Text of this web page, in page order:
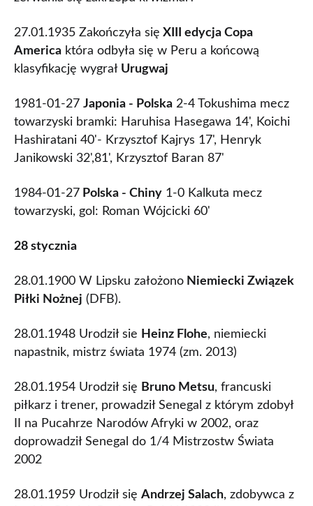
27.01.1935 Zakończyła się XIII edycja Copa
America która odbyła się w Peru a końcową
klasyfikację wygrał Urugwaj
1981-01-27 Japonia - Polska 2-4 Tokushima mecz
towarzyski bramki: Haruhisa Hasegawa 14', Koichi
Hashiratani 40'- Krzysztof Kajrys 17', Henryk
Janikowski 32',81', Krzysztof Baran 87'
1984-01-27 Polska - Chiny 1-0 Kalkuta mecz
towarzyski, gol: Roman Wójcicki 60'
28 stycznia
28.01.1900 W Lipsku założono Niemiecki Związek
Piłki Nożnej (DFB).
28.01.1948 Urodził sie Heinz Flohe, niemiecki
napastnik, mistrz świata 1974 (zm. 2013)
28.01.1954 Urodził się Bruno Metsu, francuski
piłkarz i trener, prowadził Senegal z którym zdobył
II na Pucahrze Narodów Afryki w 2002, oraz
doprowadził Senegal do 1/4 Mistrzostw Świata
2002
28.01.1959 Urodził się Andrzej Salach, zdobywca z